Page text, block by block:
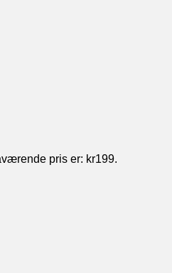
pris er: kr199.